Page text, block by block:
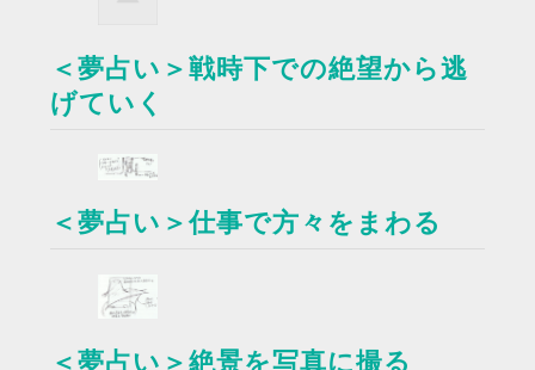
＜夢占い＞戦時下での絶望から逃
げていく
＜夢占い＞仕事で方々をまわる
＜夢占い＞絶景を写真に撮る